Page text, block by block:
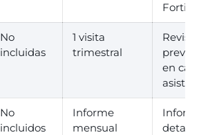
No
incluidas
1 visita
trimestral
en
No
incluidos
Informe
mensual